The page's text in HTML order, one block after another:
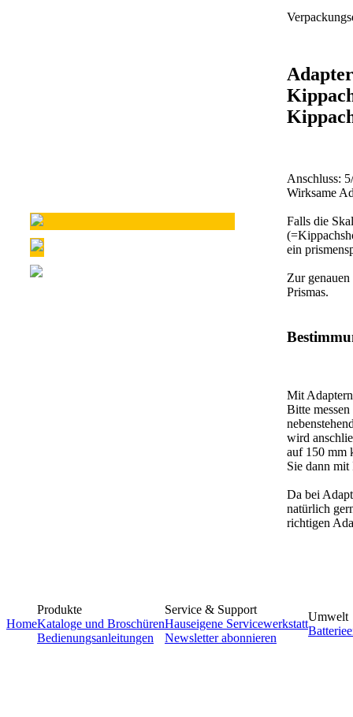
Anschluss:
Wirksame
Falls die
ein
Zur
Prismas.
Mit
Bitte
wird
auf 150 mm
Sie dann mit
Da bei
natürlich
richtigen
Home
Produkte
Kataloge und Broschüren
Bedienungsanleitungen
Service & Support
Hauseigene Servicewerkstatt
Newsletter abonnieren
Umwelt